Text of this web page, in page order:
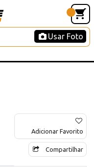
Usar Foto
Adicionar Favorito
Compartilhar